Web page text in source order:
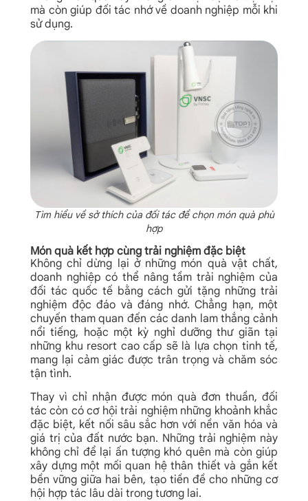
mà còn giúp đối tác nhớ về doanh nghiệp mỗi khi
sử dụng.
Tìm hiểu về sở thích của đối tác để chọn món quà phù
hợp
Món quà kết hợp cùng trải nghiệm đặc biệt
Không chỉ dừng lại ở những món quà vật chất,
doanh nghiệp có thể nâng tầm trải nghiệm của
đối tác quốc tế bằng cách gửi tặng những trải
nghiệm độc đáo và đáng nhớ. Chẳng hạn, một
chuyến tham quan đến các danh lam thắng cảnh
nổi tiếng, hoặc một kỳ nghỉ dưỡng thư giãn tại
những khu resort cao cấp sẽ là lựa chọn tinh tế,
mang lại cảm giác được trân trọng và chăm sóc
tận tình.
Thay vì chỉ nhận được món quà đơn thuần, đối
tác còn có cơ hội trải nghiệm những khoảnh khắc
đặc biệt, kết nối sâu sắc hơn với nền văn hóa và
giá trị của đất nước bạn. Những trải nghiệm này
không chỉ để lại ấn tượng khó quên mà còn giúp
xây dựng một mối quan hệ thân thiết và gắn kết
bền vững giữa hai bên, tạo tiền đề cho những cơ
hội hợp tác lâu dài trong tương lai.